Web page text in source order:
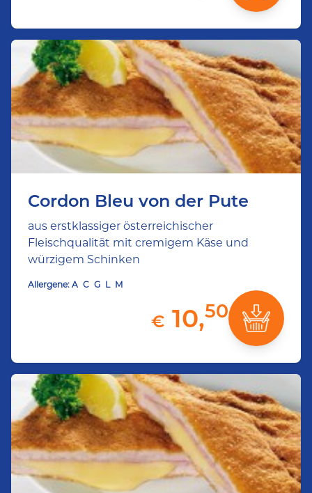
Cordon Bleu von der Pute
aus erstklassiger österreichischer
Fleischqualität mit cremigem Käse und
würzigem Schinken
Allergene: A C G L M
€ 10,50